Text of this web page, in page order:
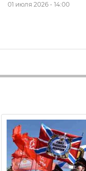
01 июля 2026 - 14:00